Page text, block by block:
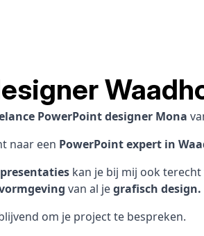
PowerPoint designer Mona
naar een PowerPoint expert in
kan je bij mij ook
van al jegrafisch design.
om je project te bespreken.